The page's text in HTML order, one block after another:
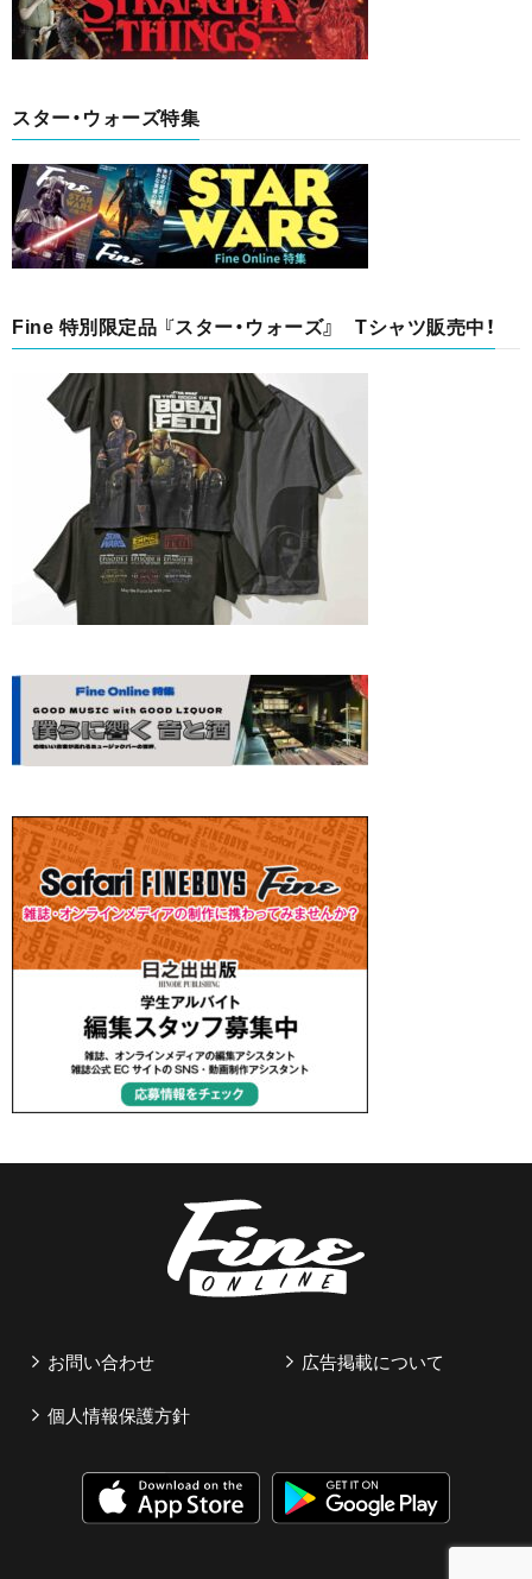
スター・ウォーズ特集
Fine 特別限定品 『スター・ウォーズ』 Tシャツ販売中！
お問い合わせ 広告掲載について
個人情報保護方針